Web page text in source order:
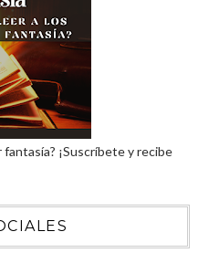
fantasía? ¡Suscríbete y recibe